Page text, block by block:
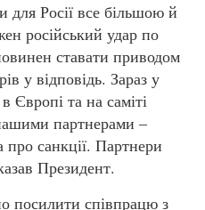
для Росії все більшою й
російський удар по
ставати приводом
у відповідь. Зараз у
Європі та на саміті
партнерами –
про санкції. Партнери
Президент.
посилити співпрацю з